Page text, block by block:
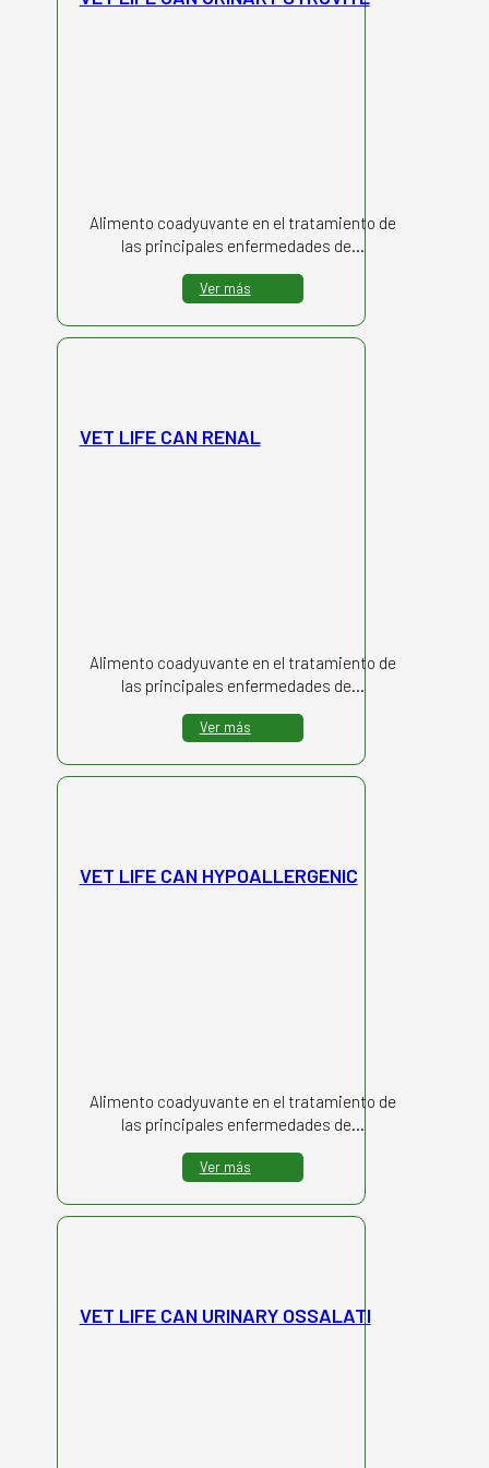
Alimento coadyuvante en el tratamiento de
las principales enfermedades de…
Ver más
VET LIFE CAN RENAL
Alimento coadyuvante en el tratamiento de
las principales enfermedades de…
Ver más
VET LIFE CAN HYPOALLERGENIC
Alimento coadyuvante en el tratamiento de
las principales enfermedades de…
Ver más
VET LIFE CAN URINARY OSSALATI